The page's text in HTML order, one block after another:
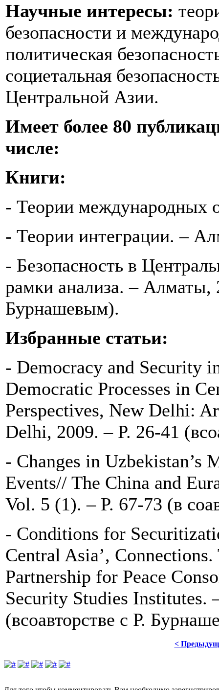
Научные интересы:
безопасности и
политическая
социетальная
Центральной Азии.
Имеет более 80
числе:
Книги:
- Теории международных
- Теории интеграции. –
- Безопасность в
рамки анализа. – Алматы,
Бурнашевым).
Избранные статьи:
- Democracy and Security
Democratic Processes in
Perspectives, New Delhi:
Delhi, 2009. – P. 26-41
- Changes in
Events// The China and
Vol. 5 (1). – P. 67-73 (в
- Conditions for
Central Asia’,
Partnership for Peace
Security Studies Institutes.
(всоавторстве с Р.
<